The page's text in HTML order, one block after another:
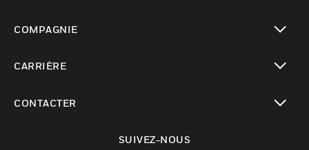
COMPAGNIE
CARRIÈRE
CONTACTER
SUIVEZ-NOUS